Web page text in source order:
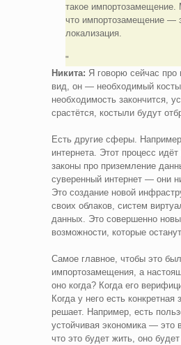
такое импортозамещение.
что импортозамещение —
локализация.
Никита: Я говорю сейчас про
вид, он — необходимый
необходимость закончится,
срастётся, костыли будут
Есть другие сферы.
интернета. Этот процесс
законы про приземление
суверенный интернет — они
Это создание новой
своих облаков, систем
данных. Это совершенно
возможности, которые
Самое главное, чтобы это
импортозамещения, а
оно когда? Когда его
Когда у него есть
решает. Например, есть
устойчивая экономика — это
что это будет жить, оно